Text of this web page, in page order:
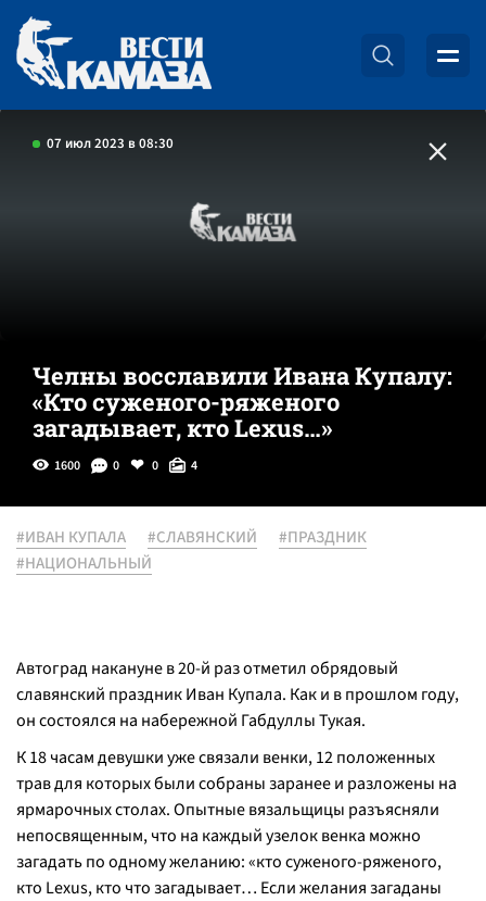
07 июл 2023 в 08:30
Челны восславили Ивана Купалу:
«Кто суженого-ряженого
загадывает, кто Lexus…»
1600 0 0 4
#ИВАН КУПАЛА #СЛАВЯНСКИЙ
#ПРАЗДНИК
#НАЦИОНАЛЬНЫЙ
Автоград накануне в 20-й раз отметил обрядовый
славянский праздник Иван Купала. Как и в прошлом году,
он состоялся на набережной Габдуллы Тукая.
К 18 часам девушки уже связали венки, 12 положенных
трав для которых были собраны заранее и разложены на
ярмарочных столах. Опытные вязальщицы разъясняли
непосвященным, что на каждый узелок венка можно
загадать по одному желанию: «кто суженого-ряженого,
кто Lexus, кто что загадывает… Если желания загаданы